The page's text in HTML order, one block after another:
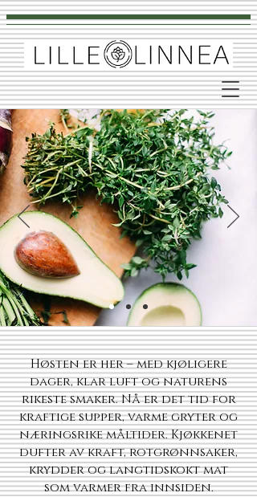
Høsten er her – med kjøligere
dager, klar luft og naturens
rikeste smaker. Nå er det tid for
kraftige supper, varme gryter og
næringsrike måltider. Kjøkkenet
dufter av kraft, rotgrønnsaker,
krydder og langtidskokt mat
som varmer fra innsiden.